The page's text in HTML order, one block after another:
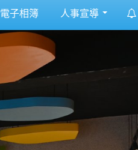
電子相簿 人事宣導